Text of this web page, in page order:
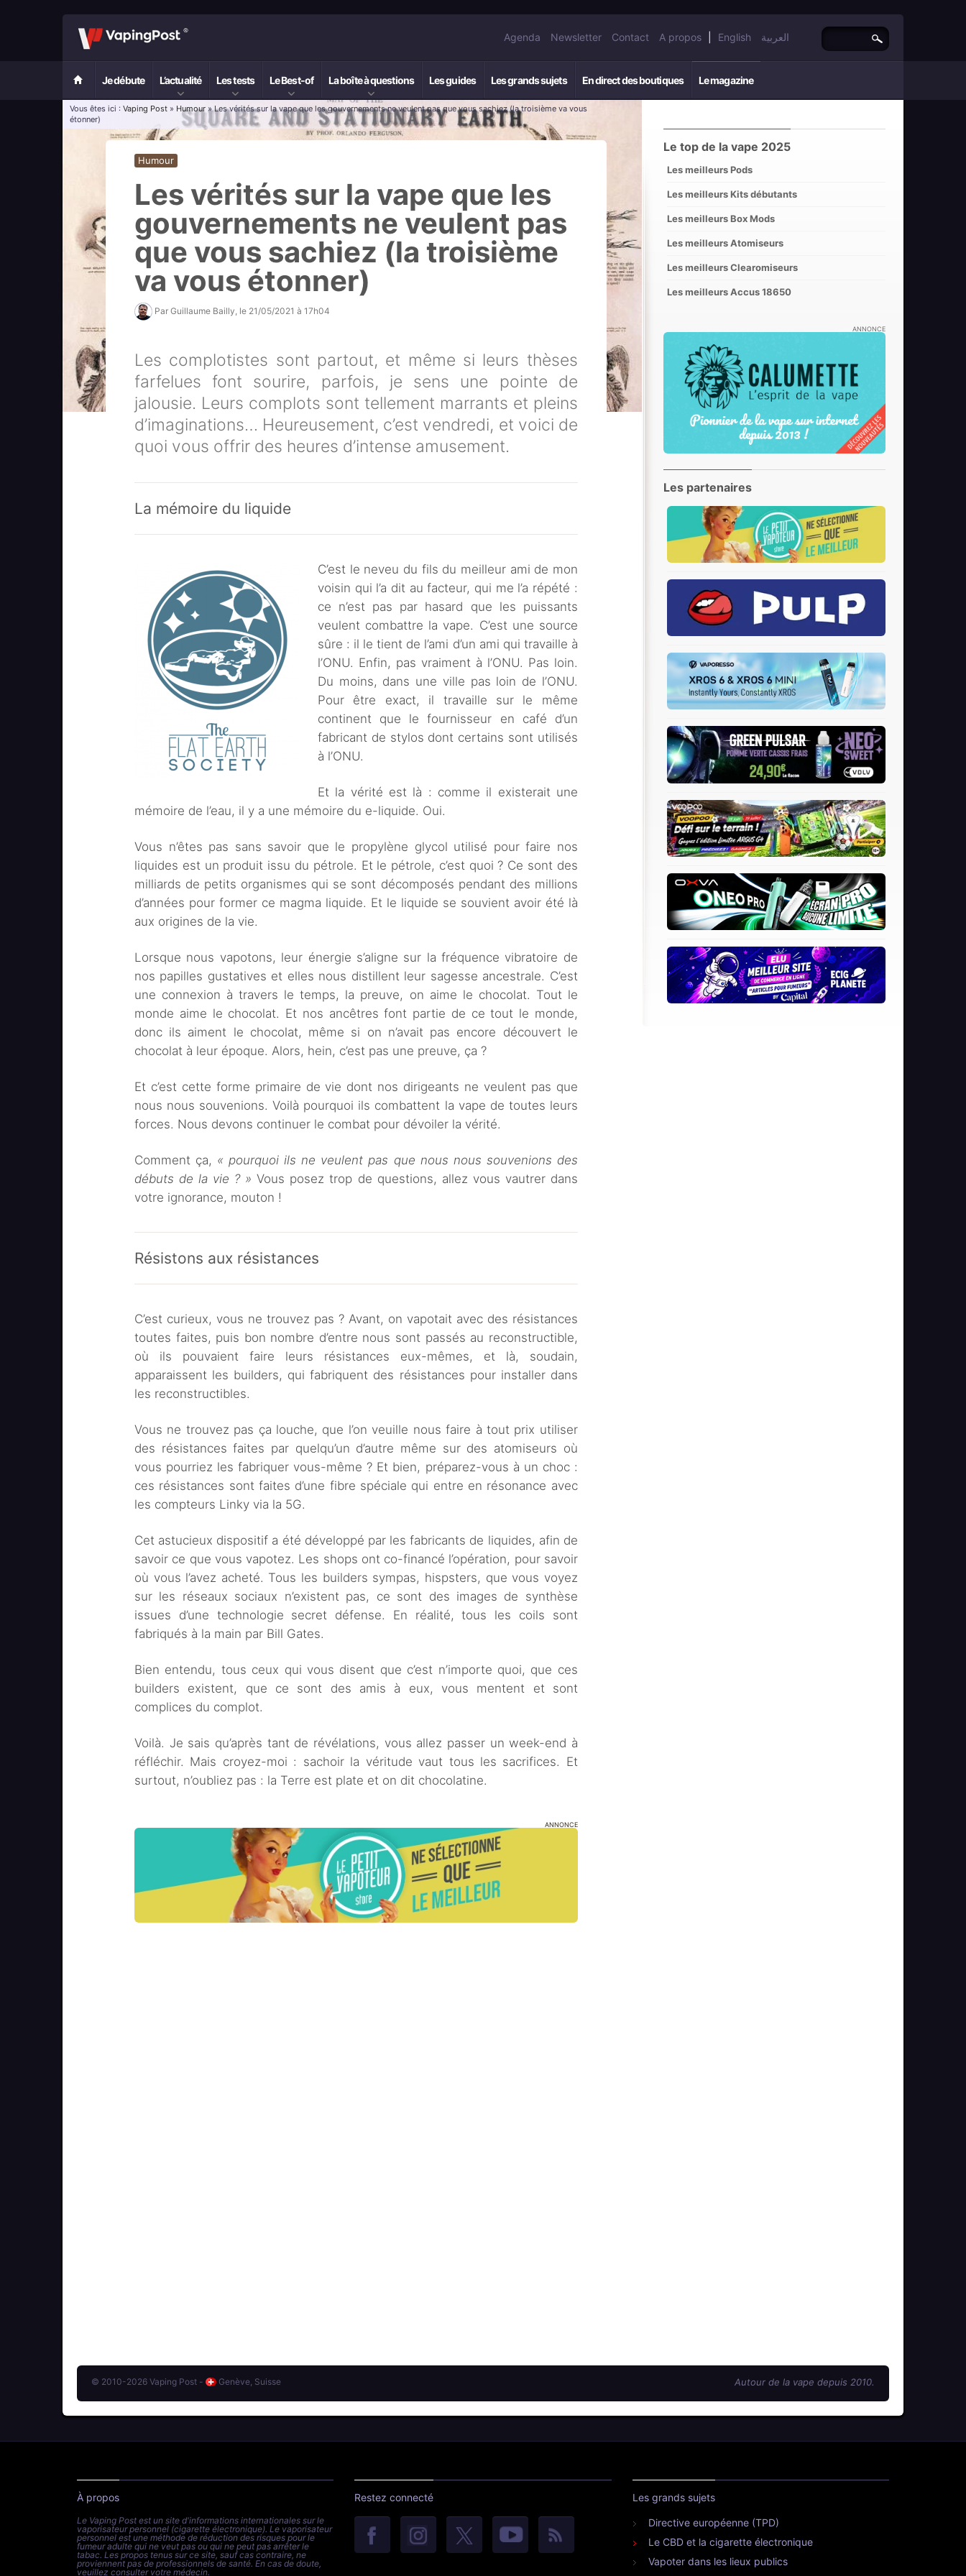
Agenda Newsletter Contact A propos English العربية
Je débute L’actualité Les tests Le Best-of La boîte à questions Les guides Les grands sujets En direct des boutiques Le magazine
Vous êtes ici : Vaping Post » Humour » Les vérités sur la vape que les gouvernements ne veulent pas que vous sachiez (la troisième va vous
étonner)
Humour
Les vérités sur la vape que les
gouvernements ne veulent pas
que vous sachiez (la troisième
va vous étonner)
Par Guillaume Bailly , le 21/05/2021 à 17h04
Les complotistes sont partout, et même si leurs thèses
farfelues font sourire, parfois, je sens une pointe de
jalousie. Leurs complots sont tellement marrants et pleins
d’imaginations… Heureusement, c’est vendredi, et voici de
quoi vous offrir des heures d’intense amusement.
La mémoire du liquide
C’est le neveu du fils du meilleur ami de mon
voisin qui l’a dit au facteur, qui me l’a répété :
ce n’est pas par hasard que les puissants
veulent combattre la vape. C’est une source
sûre : il le tient de l’ami d’un ami qui travaille à
l’ONU. Enfin, pas vraiment à l’ONU. Pas loin.
Du moins, dans une ville pas loin de l’ONU.
Pour être exact, il travaille sur le même
continent que le fournisseur en café d’un
fabricant de stylos dont certains sont utilisés
à l’ONU.
Et la vérité est là : comme il existerait une
mémoire de l’eau, il y a une mémoire du e-liquide. Oui.
Vous n’êtes pas sans savoir que le propylène glycol utilisé pour faire nos
liquides est un produit issu du pétrole. Et le pétrole, c’est quoi ? Ce sont des
milliards de petits organismes qui se sont décomposés pendant des millions
d’années pour former ce magma liquide. Et le liquide se souvient avoir été là
aux origines de la vie.
Lorsque nous vapotons, leur énergie s’aligne sur la fréquence vibratoire de
nos papilles gustatives et elles nous distillent leur sagesse ancestrale. C’est
une connexion à travers le temps, la preuve, on aime le chocolat. Tout le
monde aime le chocolat. Et nos ancêtres font partie de ce tout le monde,
donc ils aiment le chocolat, même si on n’avait pas encore découvert le
chocolat à leur époque. Alors, hein, c’est pas une preuve, ça ?
Et c’est cette forme primaire de vie dont nos dirigeants ne veulent pas que
nous nous souvenions. Voilà pourquoi ils combattent la vape de toutes leurs
forces. Nous devons continuer le combat pour dévoiler la vérité.
Comment ça, « pourquoi ils ne veulent pas que nous nous souvenions des
débuts de la vie ? » Vous posez trop de questions, allez vous vautrer dans
votre ignorance, mouton !
Résistons aux résistances
C’est curieux, vous ne trouvez pas ? Avant, on vapotait avec des résistances
toutes faites, puis bon nombre d’entre nous sont passés au reconstructible,
où ils pouvaient faire leurs résistances eux-mêmes, et là, soudain,
apparaissent les builders, qui fabriquent des résistances pour installer dans
les reconstructibles.
Vous ne trouvez pas ça louche, que l’on veuille nous faire à tout prix utiliser
des résistances faites par quelqu’un d’autre même sur des atomiseurs où
vous pourriez les fabriquer vous-même ? Et bien, préparez-vous à un choc :
ces résistances sont faites d’une fibre spéciale qui entre en résonance avec
les compteurs Linky via la 5G.
Cet astucieux dispositif a été développé par les fabricants de liquides, afin de
savoir ce que vous vapotez. Les shops ont co-financé l’opération, pour savoir
où vous l’avez acheté. Tous les builders sympas, hispsters, que vous voyez
sur les réseaux sociaux n’existent pas, ce sont des images de synthèse
issues d’une technologie secret défense. En réalité, tous les coils sont
fabriqués à la main par Bill Gates.
Bien entendu, tous ceux qui vous disent que c’est n’importe quoi, que ces
builders existent, que ce sont des amis à eux, vous mentent et sont
complices du complot.
Voilà. Je sais qu’après tant de révélations, vous allez passer un week-end à
réfléchir. Mais croyez-moi : sachoir la véritude vaut tous les sacrifices. Et
surtout, n’oubliez pas : la Terre est plate et on dit chocolatine.
ANNONCE
Le top de la vape 2025
Les meilleurs Pods
Les meilleurs Kits débutants
Les meilleurs Box Mods
Les meilleurs Atomiseurs
Les meilleurs Clearomiseurs
Les meilleurs Accus 18650
ANNONCE
Les partenaires
© 2010-2026 Vaping Post - Genève, Suisse Autour de la vape depuis 2010.
À propos
Le Vaping Post est un site d'informations internationales sur le
vaporisateur personnel (cigarette électronique). Le vaporisateur
personnel est une méthode de réduction des risques pour le
fumeur adulte qui ne veut pas ou qui ne peut pas arrêter le
tabac. Les propos tenus sur ce site, sauf cas contraire, ne
proviennent pas de professionnels de santé. En cas de doute,
veuillez consulter votre médecin.
Restez connecté Les grands sujets
Directive européenne (TPD)
Le CBD et la cigarette électronique
Vapoter dans les lieux publics